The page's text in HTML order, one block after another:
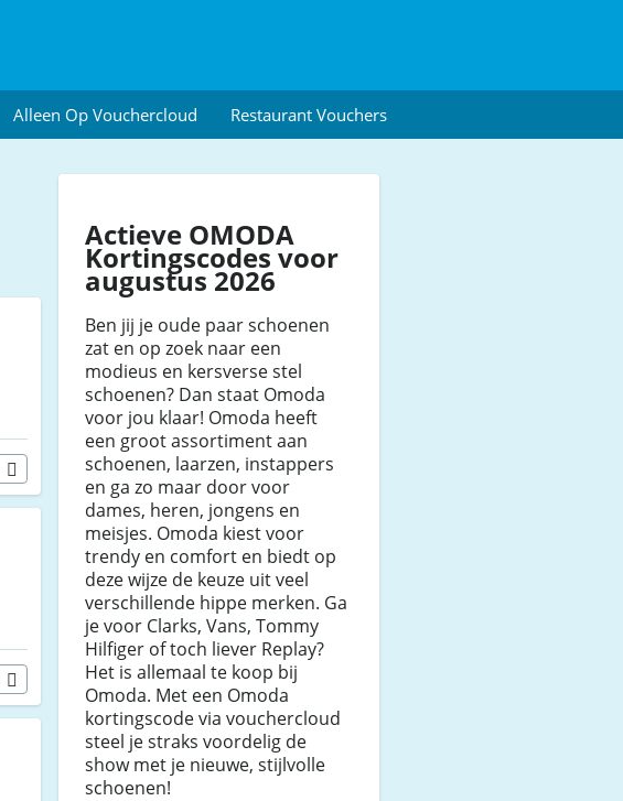
Alleen Op Vouchercloud Restaurant Vouchers
Actieve OMODA
Kortingscodes voor
augustus 2026
Ben jij je oude paar schoenen
zat en op zoek naar een
modieus en kersverse stel
schoenen? Dan staat Omoda
voor jou klaar! Omoda heeft
een groot assortiment aan
schoenen, laarzen, instappers
en ga zo maar door voor
dames, heren, jongens en
meisjes. Omoda kiest voor
trendy en comfort en biedt op
deze wijze de keuze uit veel
verschillende hippe merken. Ga
je voor Clarks, Vans, Tommy
Hilfiger of toch liever Replay?
Het is allemaal te koop bij
Omoda. Met een Omoda
kortingscode via vouchercloud
steel je straks voordelig de
show met je nieuwe, stijlvolle
schoenen!